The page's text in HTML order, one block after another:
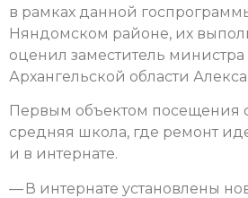
в рамках данной
Няндомском районе, их
оценил заместитель
Архангельской области
Первым объектом посещения
средняя школа, где ремонт
и в интернате.
— В интернате установлены